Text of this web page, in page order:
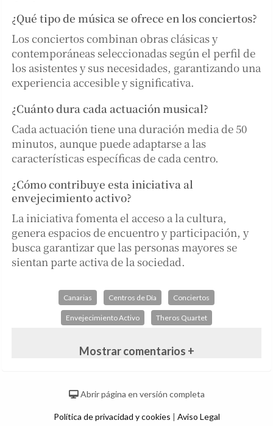
¿Qué tipo de música se ofrece en los conciertos?
Los conciertos combinan obras clásicas y
contemporáneas seleccionadas según el perfil de
los asistentes y sus necesidades, garantizando una
experiencia accesible y significativa.
¿Cuánto dura cada actuación musical?
Cada actuación tiene una duración media de 50
minutos, aunque puede adaptarse a las
características específicas de cada centro.
¿Cómo contribuye esta iniciativa al
envejecimiento activo?
La iniciativa fomenta el acceso a la cultura,
genera espacios de encuentro y participación, y
busca garantizar que las personas mayores se
sientan parte activa de la sociedad.
Canarias Centros de Día Conciertos
Envejecimiento Activo Theros Quartet
Mostrar comentarios +
Abrir página en versión completa
Política de privacidad y cookies | Aviso Legal